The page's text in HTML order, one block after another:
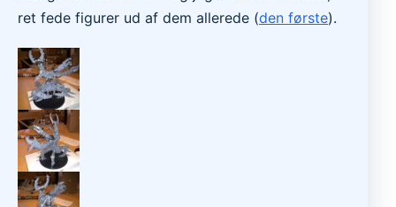
ret fede figurer ud af dem allerede (den første).